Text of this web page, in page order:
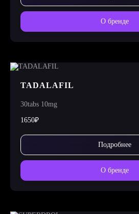
О бренде
TADALAFIL
30tabs 10mg
1650₽
Подробнее
О бренде